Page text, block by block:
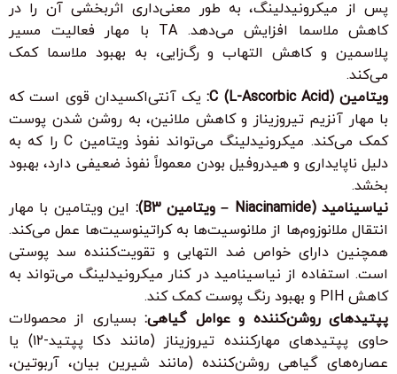
پس از میکرونیدلینگ، به طور معنی‌داری اثربخشی آن را در
کاهش ملاسما افزایش می‌دهد. TA با مهار فعالیت مسیر
پلاسمین و کاهش التهاب و رگ‌زایی، به بهبود ملاسما کمک
می‌کند.
ویتامین C (L-Ascorbic Acid):
یک آنتی‌اکسیدان قوی است که
با مهار آنزیم تیروزیناز و کاهش ملانین، به روشن شدن پوست
کمک می‌کند. میکرونیدلینگ می‌تواند نفوذ ویتامین C را که به
دلیل ناپایداری و هیدروفیل بودن معمولاً نفوذ ضعیفی دارد، بهبود
بخشد.
نیاسینامید (Niacinamide – ویتامین B3):
این ویتامین با مهار
انتقال ملانوزوم‌ها از ملانوسیت‌ها به کراتینوسیت‌ها عمل می‌کند.
همچنین دارای خواص ضد التهابی و تقویت‌کننده سد پوستی
است. استفاده از نیاسینامید در کنار میکرونیدلینگ می‌تواند به
کاهش PIH و بهبود رنگ پوست کمک کند.
پپتیدهای روشن‌کننده و عوامل گیاهی:بسیاری از محصولات
حاوی پپتیدهای مهارکننده تیروزیناز (مانند دکا پپتید-۱۲) یا
عصاره‌های گیاهی روشن‌کننده (مانند شیرین بیان، آربوتین،